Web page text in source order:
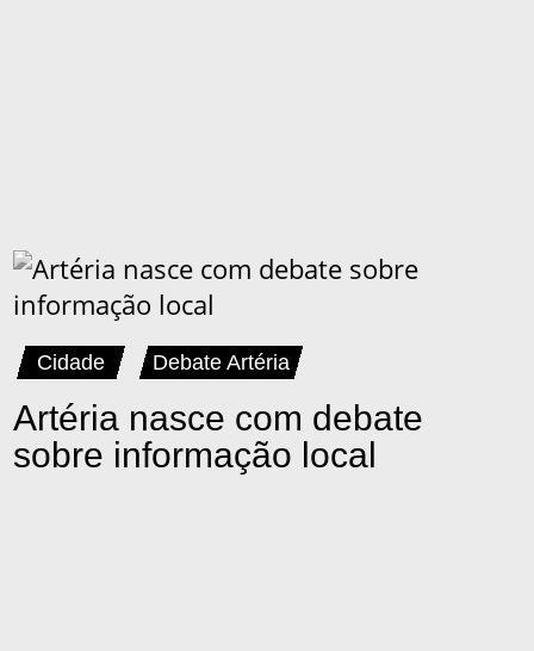
Artéria nasce com debate
sobre informação local
Cidade Debate Artéria